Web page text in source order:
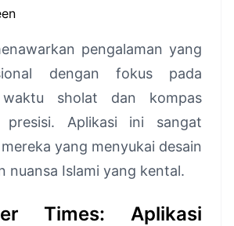
pengalaman yang
dengan fokus pada
waktu sholat dan kompas
Aplikasi ini sangat
yang menyukai desain
nuansa Islami yang kental.
Times: Aplikasi